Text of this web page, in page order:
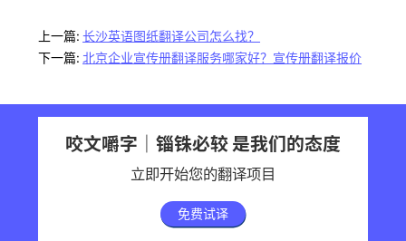
上一篇: 长沙英语图纸翻译公司怎么找？
下一篇: 北京企业宣传册翻译服务哪家好？宣传册翻译报价
咬文嚼字｜锱铢必较 是我们的态度
立即开始您的翻译项目
免费试译